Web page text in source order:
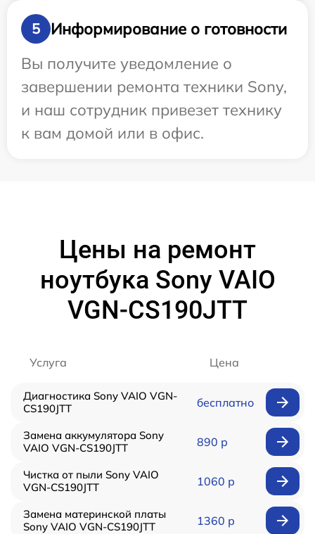
5
Информирование о готовности
Вы получите уведомление о
завершении ремонта техники Sony,
и наш сотрудник привезет технику
к вам домой или в офис.
Цены на ремонт
ноутбука Sony VAIO
VGN-CS190JTT
Услуга Цена
Диагностика Sony VAIO VGN-
CS190JTT
бесплатно
Замена аккумулятора Sony
VAIO VGN-CS190JTT
890 р
Чистка от пыли Sony VAIO
VGN-CS190JTT
1060 р
Замена материнской платы
Sony VAIO VGN-CS190JTT
1360 р